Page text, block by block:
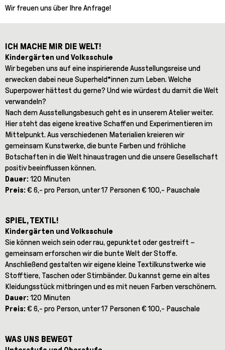
Wir freuen uns über Ihre Anfrage!
ICH MACHE MIR DIE WELT!
Kindergärten und Volksschule
Wir begeben uns auf eine inspirierende Ausstellungsreise und
erwecken dabei neue Superheld*innen zum Leben. Welche
Superpower hättest du gerne? Und wie würdest du damit die Welt
verwandeln?
Nach dem Ausstellungsbesuch geht es in unserem Atelier weiter.
Hier steht das eigene kreative Schaffen und Experimentieren im
Mittelpunkt. Aus verschiedenen Materialien kreieren wir
gemeinsam Kunstwerke, die bunte Farben und fröhliche
Botschaften in die Welt hinaustragen und die unsere Gesellschaft
positiv beeinflussen können.
Dauer: 120 Minuten
Preis: € 6,- pro Person, unter 17 Personen € 100,- Pauschale
SPIEL, TEXTIL!
Kindergärten und Volksschule
Sie können weich sein oder rau, gepunktet oder gestreift –
gemeinsam erforschen wir die bunte Welt der Stoffe.
Anschließend gestalten wir eigene kleine Textilkunstwerke wie
Stofftiere, Taschen oder Stirnbänder. Du kannst gerne ein altes
Kleidungsstück mitbringen und es mit neuen Farben verschönern.
Dauer: 120 Minuten
Preis: € 6,- pro Person, unter 17 Personen € 100,- Pauschale
WAS UNS BEWEGT